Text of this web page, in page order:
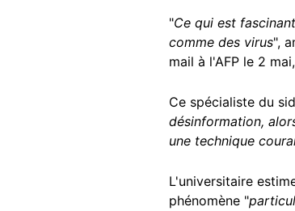
"Ce qui est
comme des virus",
mail à l'AFP le 2 mai,
Ce spécialiste du
désinformation,
une technique
L'universitaire
phénomène "